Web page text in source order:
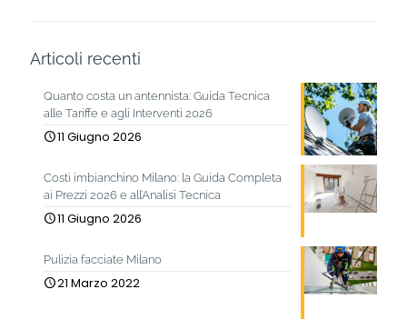
Articoli recenti
Quanto costa un antennista: Guida Tecnica
alle Tariffe e agli Interventi 2026
11 Giugno 2026
Costi imbianchino Milano: la Guida Completa
ai Prezzi 2026 e all’Analisi Tecnica
11 Giugno 2026
Pulizia facciate Milano
21 Marzo 2022